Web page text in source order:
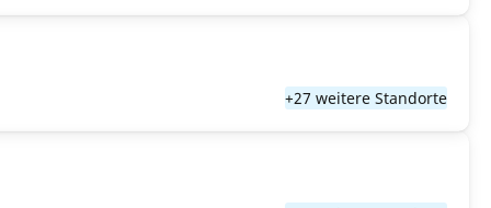
+27 weitere Standorte